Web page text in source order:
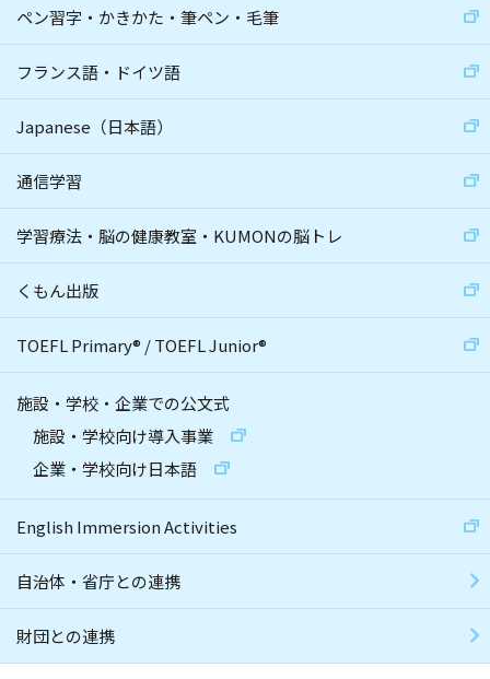
ペン習字・かきかた・筆ペン・毛筆
フランス語・ドイツ語
Japanese（日本語）
通信学習
学習療法・脳の健康教室・KUMONの脳トレ
くもん出版
TOEFL Primary® /TOEFL Junior®
施設・学校・企業での公文式
施設・学校向け導入事業
企業・学校向け日本語
English Immersion Activities
自治体・省庁との連携
財団との連携